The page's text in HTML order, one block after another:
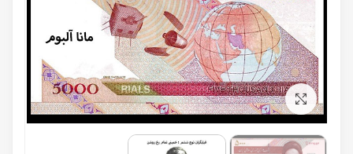
برای بزرگنمایی کلیک کنید